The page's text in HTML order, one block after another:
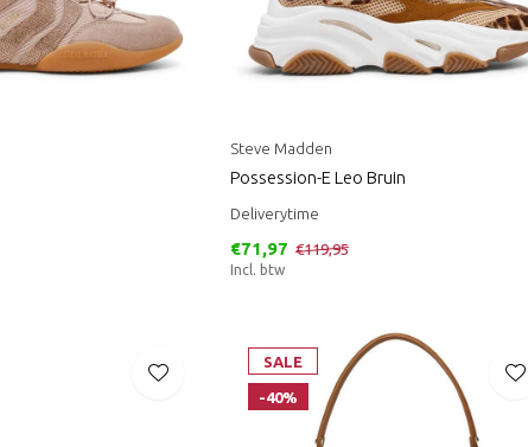
Steve Madden
Possession-E Leo Bruin
Deliverytime
€71,97 €119,95
Incl. btw
SALE
-40%